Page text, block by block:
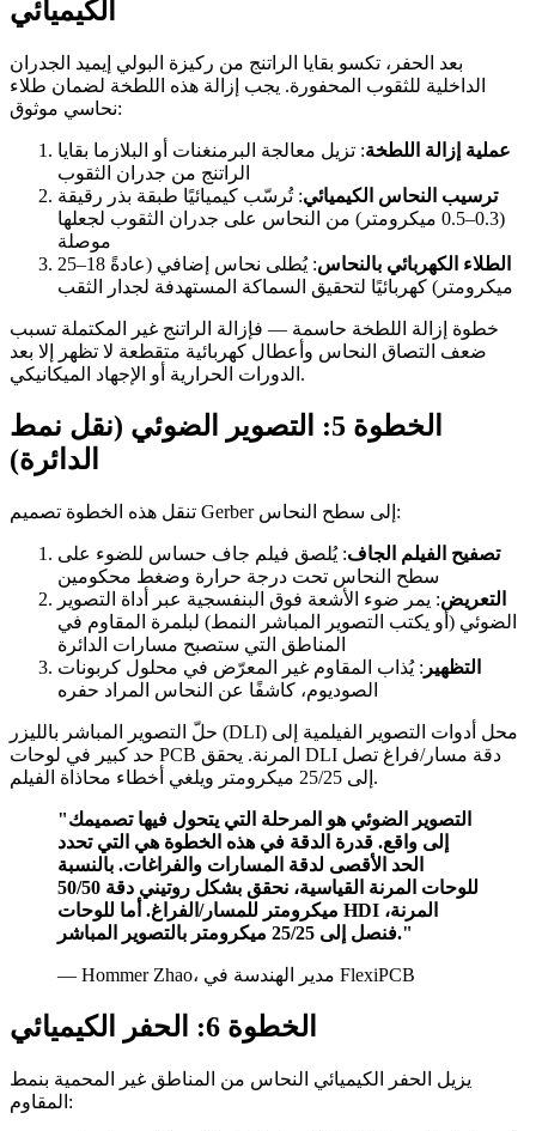
الكيميائي
بعد الحفر، تكسو بقايا الراتنج من ركيزة البولي إيميد الجدران
الداخلية للثقوب المحفورة. يجب إزالة هذه اللطخة لضمان طلاء
نحاسي موثوق:
عملية إزالة اللطخة: تزيل معالجة البرمنغنات أو البلازما بقايا
الراتنج من جدران الثقوب
ترسيب النحاس الكيميائي: تُرسّب كيميائيًا طبقة بذر رقيقة
(0.3–0.5 ميكرومتر) من النحاس على جدران الثقوب لجعلها
موصلة
الطلاء الكهربائي بالنحاس
: يُطلى نحاس إضافي (عادةً 18–25
ميكرومتر) كهربائيًا لتحقيق السماكة المستهدفة لجدار الثقب
خطوة إزالة اللطخة حاسمة — فإزالة الراتنج غير المكتملة تسبب
ضعف التصاق النحاس وأعطال كهربائية متقطعة لا تظهر إلا بعد
الدورات الحرارية أو الإجهاد الميكانيكي.
الخطوة 5: التصوير الضوئي (نقل نمط
الدائرة)
تنقل هذه الخطوة تصميم Gerber إلى سطح النحاس:
تصفيح الفيلم الجاف: يُلصق فيلم جاف حساس للضوء على
سطح النحاس تحت درجة حرارة وضغط محكومين
التعريض: يمر ضوء الأشعة فوق البنفسجية عبر أداة التصوير
الضوئي (أو يكتب التصوير المباشر النمط) لبلمرة المقاوم في
المناطق التي ستصبح مسارات الدائرة
التظهير : يُذاب المقاوم غير المعرّض في محلول كربونات
الصوديوم، كاشفًا عن النحاس المراد حفره
حلّ التصوير المباشر بالليزر (DLI) محل أدوات التصوير الفيلمية إلى
حد كبير في لوحات PCB المرنة. يحقق DLI دقة مسار/فراغ تصل
إلى 25/25 ميكرومتر ويلغي أخطاء محاذاة الفيلم.
"التصوير الضوئي هو المرحلة التي يتحول فيها تصميمك
إلى واقع. قدرة الدقة في هذه الخطوة هي التي تحدد
الحد الأقصى لدقة المسارات والفراغات. بالنسبة
للوحات المرنة القياسية، نحقق بشكل روتيني دقة 50/50
ميكرومتر للمسار/الفراغ. أما للوحات HDI المرنة،
فنصل إلى 25/25 ميكرومتر بالتصوير المباشر."
— Hommer Zhao، مدير الهندسة في FlexiPCB
الخطوة 6: الحفر الكيميائي
يزيل الحفر الكيميائي النحاس من المناطق غير المحمية بنمط
المقاوم: